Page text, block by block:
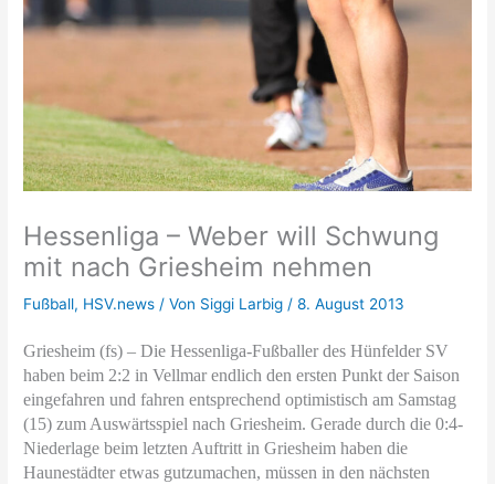
Hessenliga – Weber will Schwung
mit nach Griesheim nehmen
Fußball, HSV.news / Von Siggi Larbig/8. August 2013
Griesheim (fs) – Die Hessenliga-Fußballer des Hünfelder SV
haben beim 2:2 in Vellmar endlich den ersten Punkt der Saison
eingefahren und fahren entsprechend optimistisch am Samstag
(15) zum Auswärtsspiel nach Griesheim. Gerade durch die 0:4-
Niederlage beim letzten Auftritt in Griesheim haben die
Haunestädter etwas gutzumachen, müssen in den nächsten